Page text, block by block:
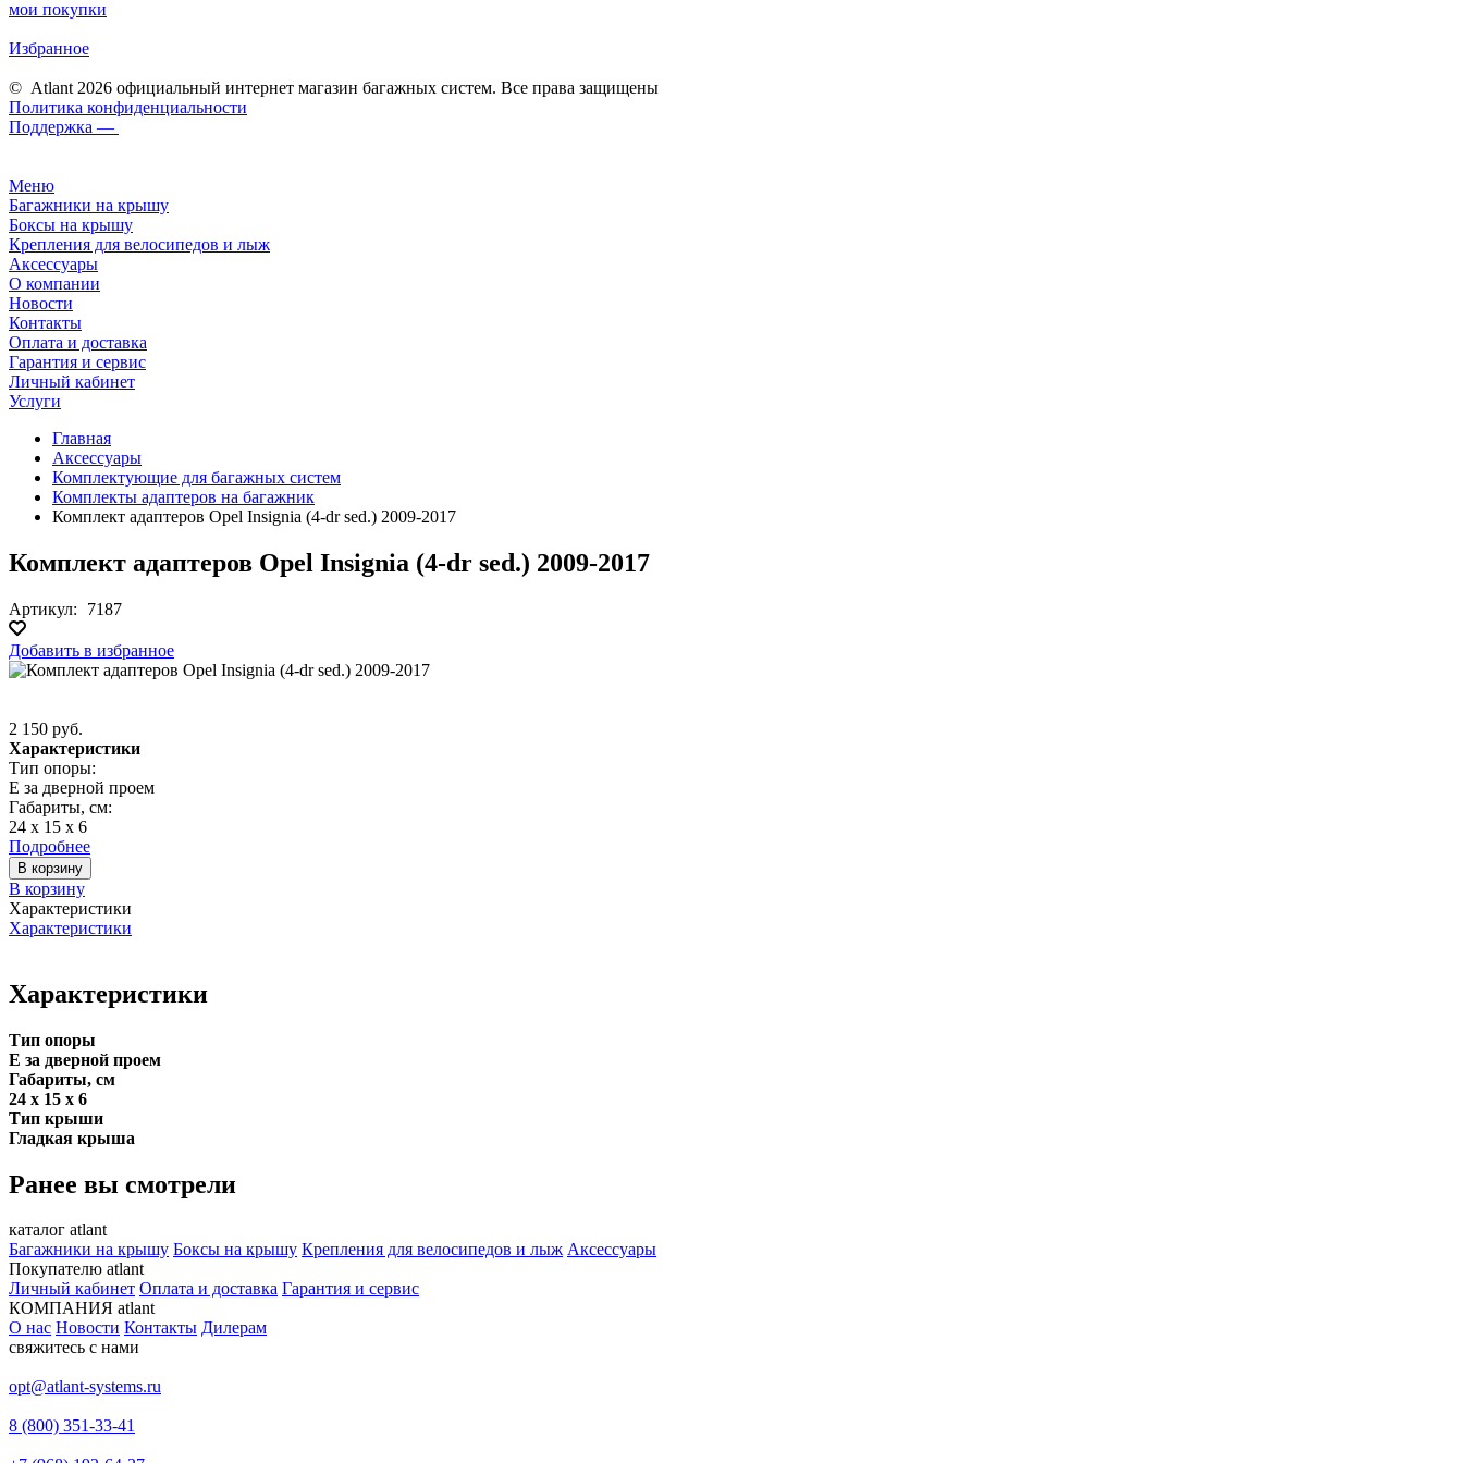
мои покупки
Избранное
© Atlant 2026 официальный интернет магазин багажных систем. Все права защищены
Политика конфиденциальности
Поддержка —
Меню
Багажники на крышу
Боксы на крышу
Крепления для велосипедов и лыж
Аксессуары
О компании
Новости
Контакты
Оплата и доставка
Гарантия и сервис
Личный кабинет
Услуги
Главная
Аксессуары
Комплектующие для багажных систем
Комплекты адаптеров на багажник
Комплект адаптеров Opel Insignia (4-dr sed.) 2009-2017
Комплект адаптеров Opel Insignia (4-dr sed.) 2009-2017
Артикул: 7187
Добавить в избранное
2 150 руб.
Характеристики
Тип опоры:
E за дверной проем
Габариты, см:
24 х 15 х 6
Подробнее
В корзину
В корзину
Характеристики
Характеристики
Характеристики
Тип опоры
E за дверной проем
Габариты, см
24 х 15 х 6
Тип крыши
Гладкая крыша
Ранее вы смотрели
каталог atlant
Багажники на крышу Боксы на крышу Крепления для велосипедов и лыж Аксессуары
Покупателю atlant
Личный кабинет Оплата и доставка Гарантия и сервис
КОМПАНИЯ atlant
О нас Новости Контакты Дилерам
свяжитесь с нами
opt@atlant-systems.ru
8 (800) 351-33-41